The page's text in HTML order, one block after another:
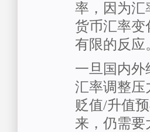
率，因为汇
货币汇率变
有限的反应
一旦国内外
汇率调整压
贬值/升值
来，仍需要